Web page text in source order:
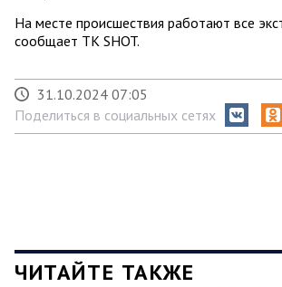
На месте происшествия работают все
сообщает ТК SHOT.
31.10.2024 07:05
Поделиться в социальных сетях
ЧИТАЙТЕ ТАКЖЕ